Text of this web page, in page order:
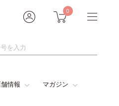
0
情報 マガジン